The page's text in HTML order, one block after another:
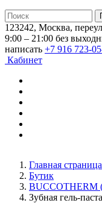
123242, Москва,
9:00 – 21:00 без
написать +7 916 723-
Кабинет
Главная страница
Бутик
BUCCOTHERM
Зубная гель-